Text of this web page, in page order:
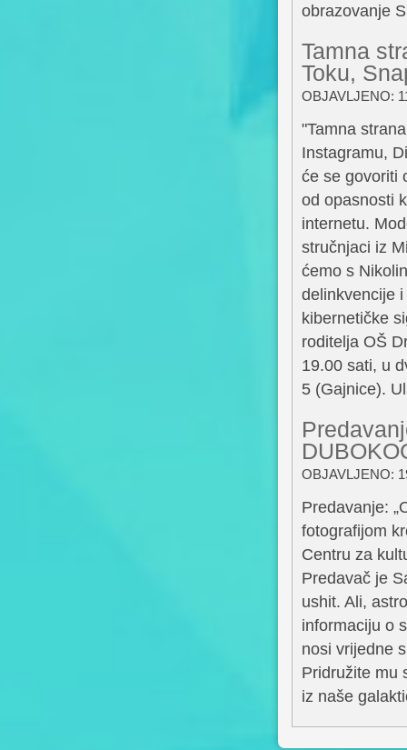
obrazovanje
Tamna
Toku,
OBJAVLJENO:
"Tamna
Instagramu,
će se govoriti
od opasnosti
internetu.
stručnjaci iz
ćemo s
delinkvencije
kibernetičke
roditelja OŠ
19.00 sati, u
5 (Gajnice).
OBJAVLJENO:
Predavanje:
fotografijom
Centru za
Predavač je
ushit. Ali,
informaciju o
nosi vrijedne
Pridružite mu
iz naše